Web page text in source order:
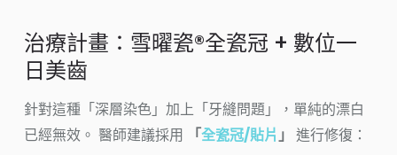
治療計畫：雪曜瓷®全瓷冠 + 數位一
日美齒
針對這種「深層染色」加上「牙縫問題」，單純的漂白
已經無效。 醫師建議採用
「全瓷冠/貼片」 進行修復：